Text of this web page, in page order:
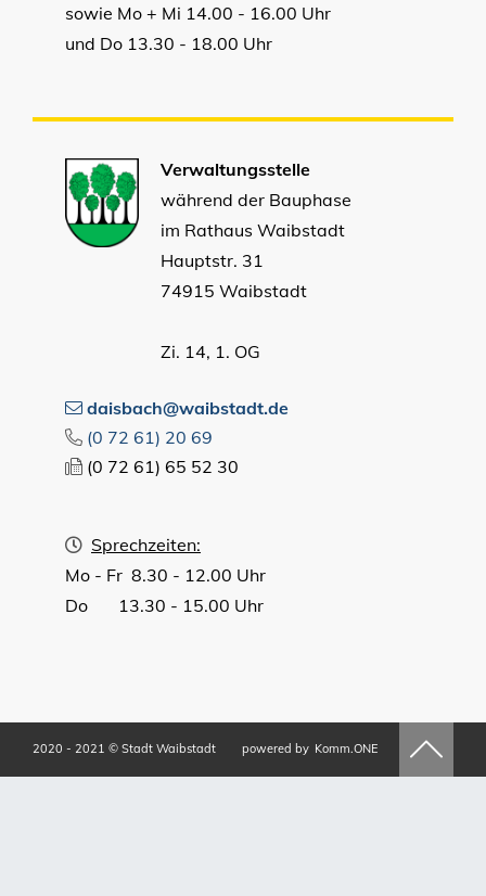
sowie Mo + Mi 14.00 - 16.00 Uhr
und Do 13.30 - 18.00 Uhr
Verwaltungsstelle
während der Bauphase
im Rathaus Waibstadt
Hauptstr. 31
74915 Waibstadt
Zi. 14, 1. OG
daisbach@waibstadt.de
(0 72 61) 20 69
(0 72 61) 65 52 30
Sprechzeiten:
Mo - Fr 8.30 - 12.00 Uhr
Do 13.30 - 15.00 Uhr
2020 - 2021 © Stadt Waibstadt powered by Komm.ONE